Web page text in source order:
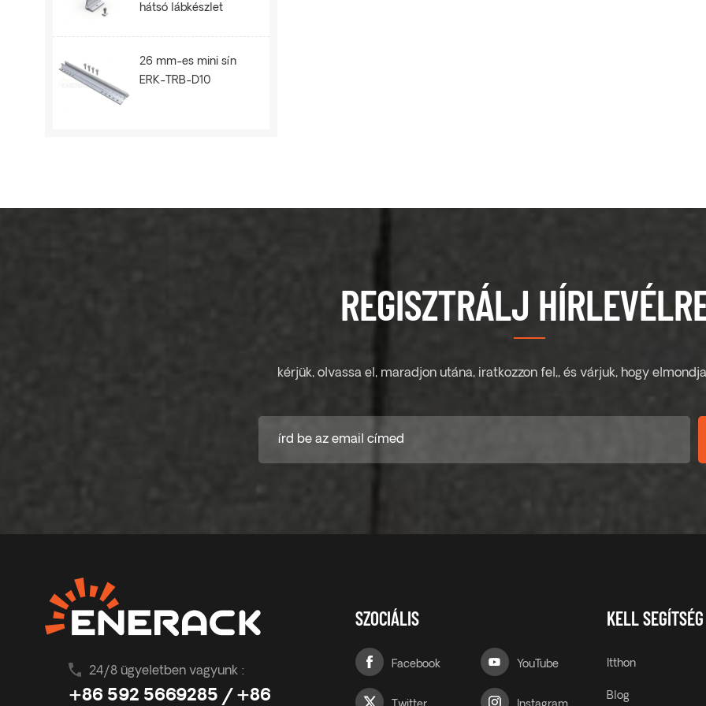
hátsó lábkészlet
26 mm-es mini sín
ERK-TRB-D10
REGISZTRÁLJ
kérjük, olvassa el, maradjon utána, iratkozzon fel,, és várjuk, hogy
24/8 ügyeletben vagyunk :
+86 592 5669285 / +86
SZOCIÁLIS
Facebook YouTube
KELL SEGÍTSÉG
Itthon
Blog